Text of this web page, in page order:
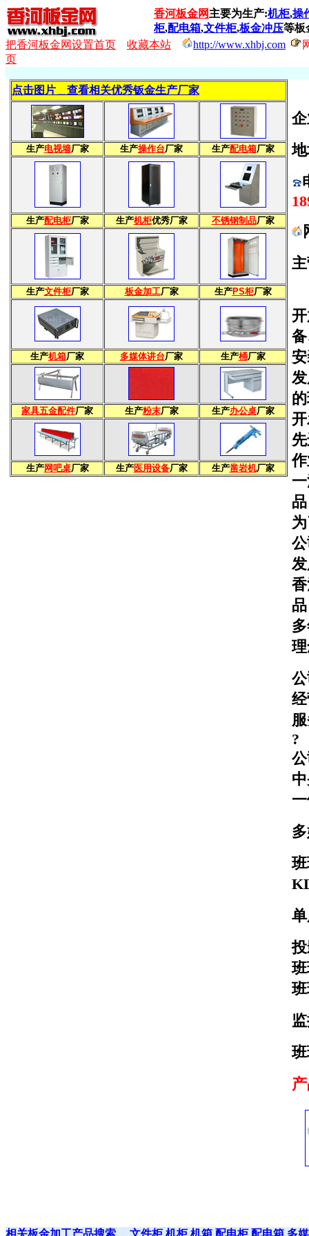
香河板金网主要为生产:机柜,操
柜,配电箱,文件柜,板金冲压等板
把香河板金网设置首页
收藏本站 http://www.xhbj.com
页
点击图片＿查看相关优秀钣金生产厂家
生产电视墙厂家 生产操作台厂家 生产配电箱厂家
生产配电柜厂家 生产机柜优秀厂家 不锈钢制品厂家
生产文件柜厂家 板金加工厂家 生产PS柜厂家
生产机箱厂家 多媒体讲台厂家 生产桶厂家
家具五金配件厂家 生产粉末厂家 生产办公桌厂家
生产网吧桌厂家 生产医用设备厂家 生产凿岩机厂家
?
相关板金加工产品搜索 文件柜 机柜 机箱 配电柜 配电箱 多